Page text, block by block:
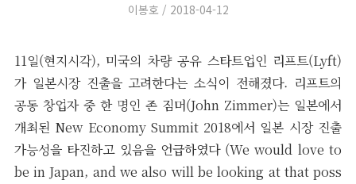
Author
이봉호
Posted
2018-04-12
11일(현지시각), 미국의 차량 공유 스타트업인 리프트(Lyft)
가 일본시장 진출을 고려한다는 소식이 전해졌다. 리프트의
공동 창업자 중 한 명인 존 짐머(John Zimmer)는 일본에서
개최된 New Economy Summit 2018에서 일본 시장 진출
가능성을 타진하고 있음을 언급하였다 (We would love to
be in Japan, and we also will be looking at that poss